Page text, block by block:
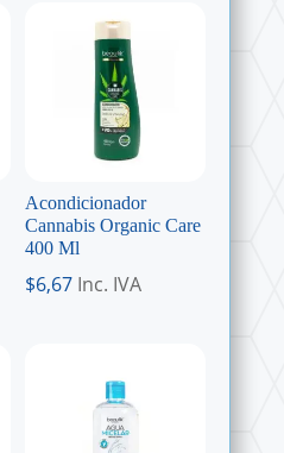
Acondicionador
Cannabis Organic Care
400 Ml
$6,67 Inc. IVA